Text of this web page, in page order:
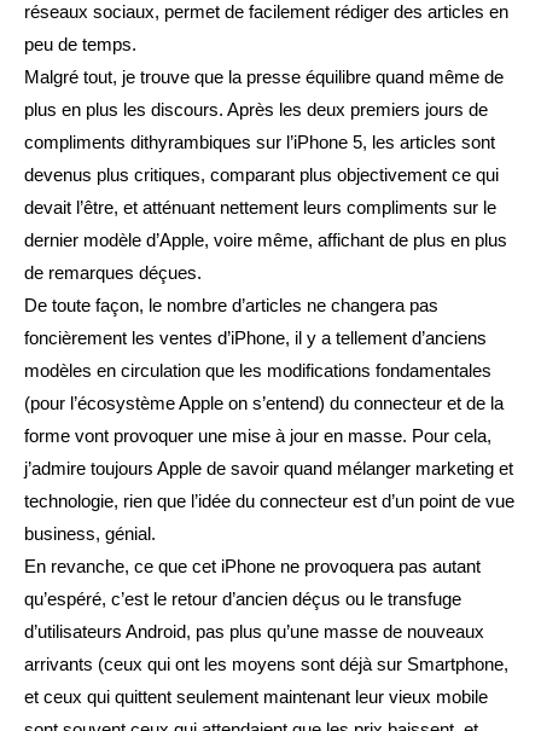
réseaux sociaux, permet de facilement rédiger des articles en
peu de temps.
Malgré tout, je trouve que la presse équilibre quand même de
plus en plus les discours. Après les deux premiers jours de
compliments dithyrambiques sur l’iPhone 5, les articles sont
devenus plus critiques, comparant plus objectivement ce qui
devait l’être, et atténuant nettement leurs compliments sur le
dernier modèle d’Apple, voire même, affichant de plus en plus
de remarques déçues.
De toute façon, le nombre d’articles ne changera pas
foncièrement les ventes d’iPhone, il y a tellement d’anciens
modèles en circulation que les modifications fondamentales
(pour l’écosystème Apple on s’entend) du connecteur et de la
forme vont provoquer une mise à jour en masse. Pour cela,
j’admire toujours Apple de savoir quand mélanger marketing et
technologie, rien que l’idée du connecteur est d’un point de vue
business, génial.
En revanche, ce que cet iPhone ne provoquera pas autant
qu’espéré, c’est le retour d’ancien déçus ou le transfuge
d’utilisateurs Android, pas plus qu’une masse de nouveaux
arrivants (ceux qui ont les moyens sont déjà sur Smartphone,
et ceux qui quittent seulement maintenant leur vieux mobile